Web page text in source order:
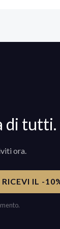
di tutti.
ora.
RICEVI IL -